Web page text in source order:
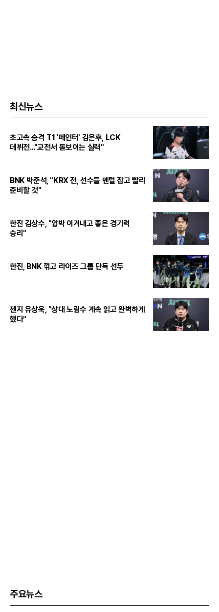
최신뉴스
초고속 승격 T1 '페인터' 김은후, LCK
데뷔전..."교전서 돋보이는 실력"
BNK 박준석, "KRX 전, 선수들 멘털 잡고 빨리
준비할 것"
한진 김상수, "압박 이겨내고 좋은 경기력
승리"
한진, BNK 꺾고 라이즈 그룹 단독 선두
젠지 유상욱, "상대 노림수 계속 읽고 완벽하게
했다"
주요뉴스